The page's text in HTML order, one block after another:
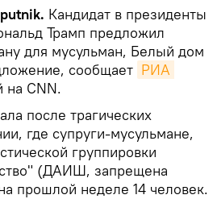
Кандидат в президенты
Трамп предложил
для мусульман, Белый дом
сообщает РИА
на CNN.
после трагических
где супруги-мусульмане,
группировки
(ДАИШ, запрещена
прошлой неделе 14 человек.